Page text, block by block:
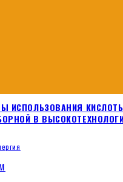
ИСПОЛЬЗОВАНИЯ
В